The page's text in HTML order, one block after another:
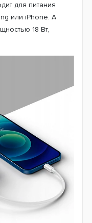
для питания
или iPhone. А
18 Вт,